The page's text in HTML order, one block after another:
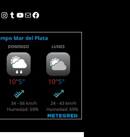
Instagram
Tumblr
YouTube
Correo electrónico
Facebook